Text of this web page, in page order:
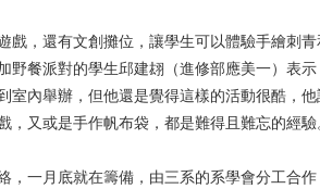
戲，還有文創攤位，讓學生可以體驗手繪刺
野餐派對的學生邱建翃（進修部應美一）表
室內舉辦，但他還是覺得這樣的活動很酷，
又或是手作帆布袋，都是難得且難忘的經驗
，一月底就在籌備，由三系的系學會分工合